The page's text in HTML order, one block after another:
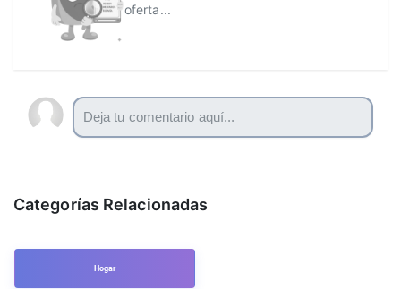
oferta...
Categorías Relacionadas
Hogar